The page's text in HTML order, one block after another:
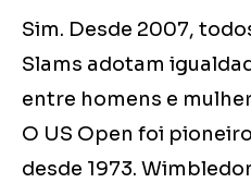
Sim. Desde 2007,
Slams adotam
entre homens e
O US Open foi
desde 1973.